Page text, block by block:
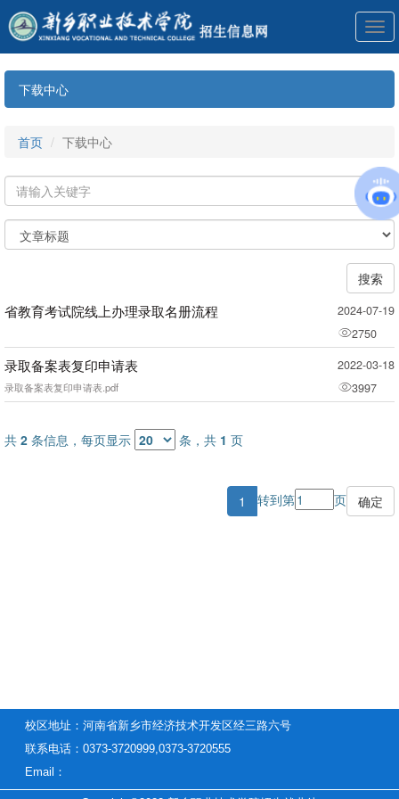
展
开
下载中心
首页 下载中心
搜索
省教育考试院线上办理录取名册流程
2024-07-19
2750
录取备案表复印申请表
录取备案表复印申请表.pdf
2022-03-18
3997
共 2 条信息，每页显示 条，共 1 页
1 转到第 页
校区地址：河南省新乡市经济技术开发区经三路六号
联系电话：0373-3720999,0373-3720555
Email：